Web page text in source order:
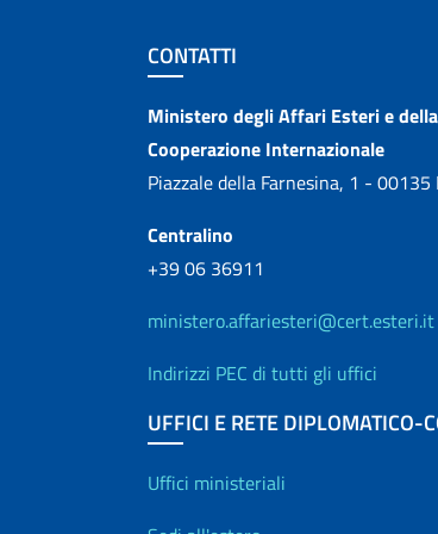
Sezione footer
CONTATTI
Contatti
Ministero degli Affari Esteri e della
Cooperazione Internazionale
Piazzale della Farnesina, 1 - 00135
Centralino
+39 06 36911
ministero.affariesteri@cert.esteri.it
Indirizzi PEC di tutti gli uffici
UFFICI E RETE DIPLOMATICO-
Uffici e Rete
Uffici ministeriali